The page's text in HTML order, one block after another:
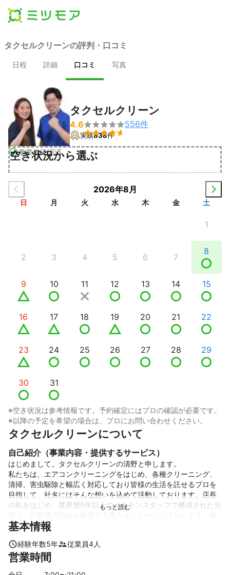
タクセルクリーンの評判・口コミ
日程 詳細 口コミ 写真
事業者確認済
タクセルクリーン
4.6

556件
実績838件
空き状況から選ぶ
2026年8月
日 月 火 水 木 金 土
1
2 3 4 5 6 7
8
9 10 11 12 13 14 15
16 17 18 19 20 21 22
23 24 25 26 27 28 29
30 31
※空き状況は参考情報です。予約確定にはプロの確認が必要です。
※以降の予定を希望の場合は、プロにお問い合わせください。
タクセルクリーンについて
自己紹介（事業内容・提供するサービス）
はじめまして。タクセルクリーンの清野と申します。
私たちは、エアコンクリーニングをはじめ、各種クリーニング、
清掃、害虫駆除と幅広く対応しており皆様の生活を託せるプロを
目指して、社名にはそんな想いを込めて活動しております。店長
の私をはじめ、業界歴5年以上のベテランスタッフで構成された当
これまでの施工件数は2000件を超えています！
また、施工スタッフは一般社団法人洗濯機クリーニング協会の正
基本情報
経験年数5年 従業員4人
営業時間